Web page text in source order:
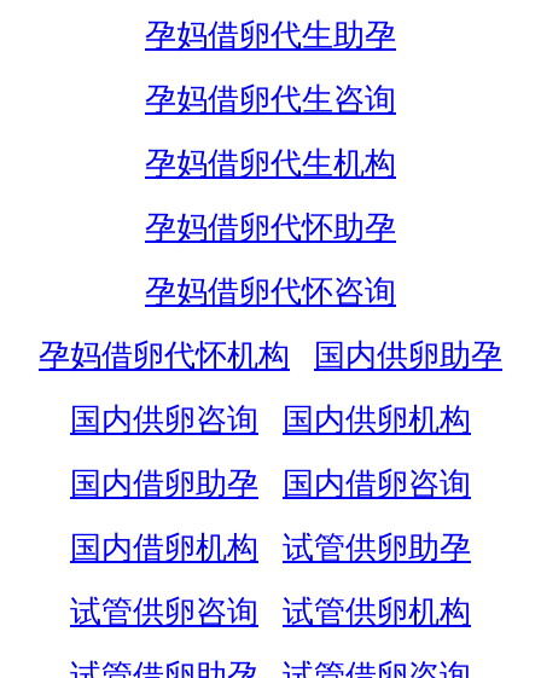
孕妈借卵代生助孕
孕妈借卵代生咨询
孕妈借卵代生机构
孕妈借卵代怀助孕
孕妈借卵代怀咨询
孕妈借卵代怀机构
国内供卵助孕
国内供卵咨询
国内供卵机构
国内借卵助孕
国内借卵咨询
国内借卵机构
试管供卵助孕
试管供卵咨询
试管供卵机构